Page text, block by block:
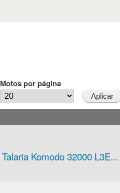
Motos por página
Talaria Komodo 32000 L3E...